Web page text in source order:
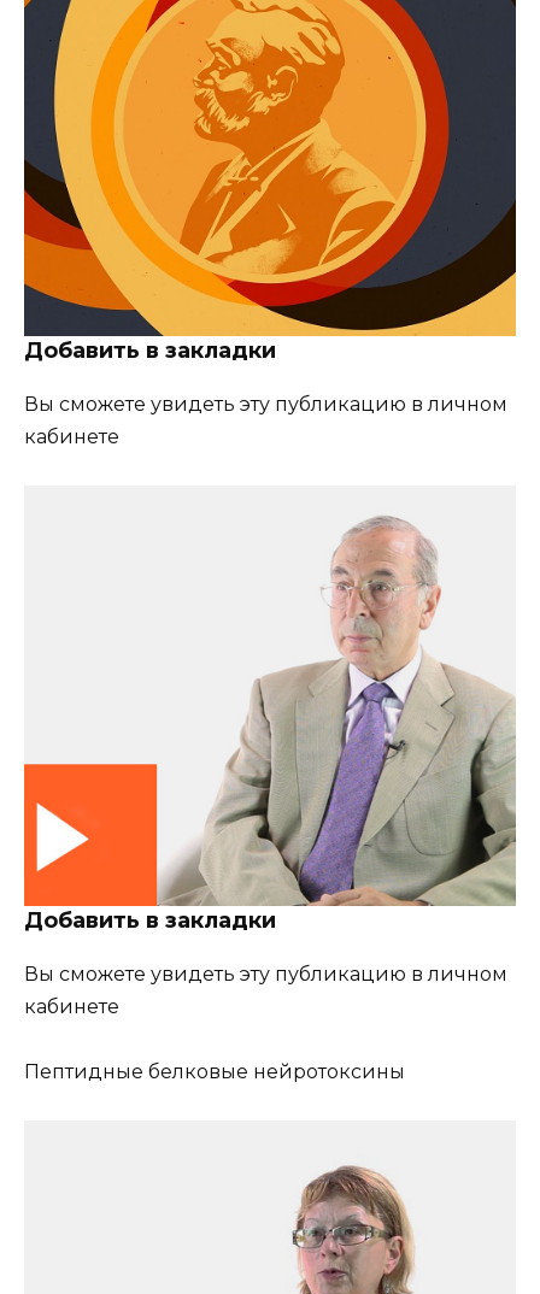
Добавить в закладки
Вы сможете увидеть эту публикацию в личном
кабинете
Добавить в закладки
Вы сможете увидеть эту публикацию в личном
кабинете
Пептидные белковые нейротоксины